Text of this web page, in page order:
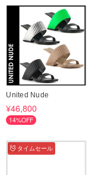
United Nude
¥46,800
14%OFF
タイムセール